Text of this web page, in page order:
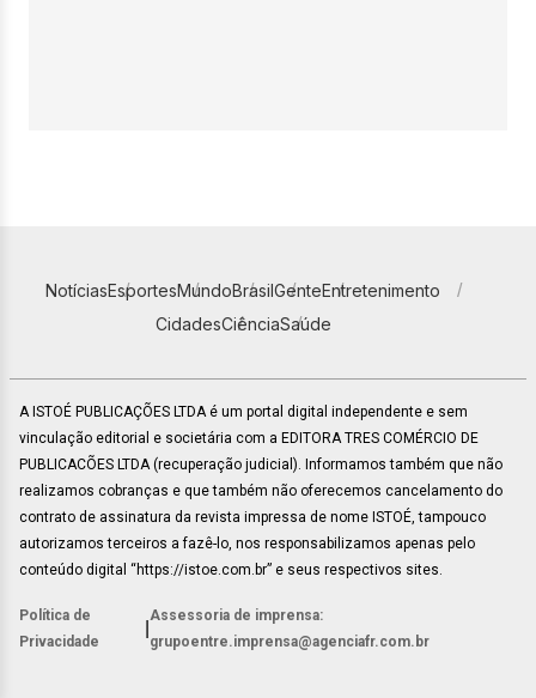
NotíciasEsportesMundoBrasilGenteEntretenimento
CidadesCiênciaSaúde
A ISTOÉ PUBLICAÇÕES LTDA é um portal digital independente e sem
vinculação editorial e societária com a EDITORA TRES COMÉRCIO DE
PUBLICACÕES LTDA (recuperação judicial). Informamos também que não
realizamos cobranças e que também não oferecemos cancelamento do
contrato de assinatura da revista impressa de nome ISTOÉ, tampouco
autorizamos terceiros a fazê-lo, nos responsabilizamos apenas pelo
conteúdo digital “https://istoe.com.br” e seus respectivos sites.
Política de
Privacidade
Assessoria de imprensa:
grupoentre.imprensa@agenciafr.com.br